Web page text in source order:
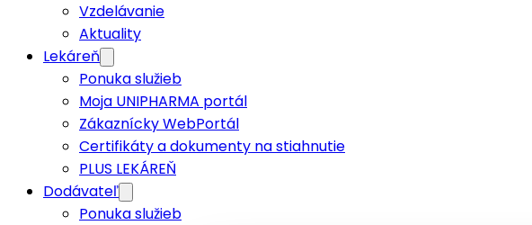
Vzdelávanie
Aktuality
Lekáreň
Ponuka služieb
Moja UNIPHARMA portál
Zákaznícky WebPortál
Certifikáty a dokumenty na stiahnutie
PLUS LEKÁREŇ
Dodávateľ
Ponuka služieb